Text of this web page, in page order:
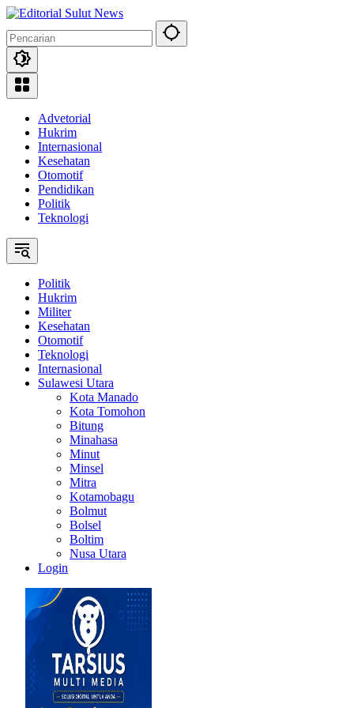
Langsung
konten
Advetorial
Hukrim
Internasional
Kesehatan
Otomotif
Pendidikan
Politik
Teknologi
Politik
Hukrim
Militer
Kesehatan
Otomotif
Teknologi
Internasional
Sulawesi Utara
Kota Manado
Kota Tomohon
Bitung
Minahasa
Minut
Minsel
Mitra
Kotamobagu
Bolmut
Bolsel
Boltim
Nusa Utara
Login